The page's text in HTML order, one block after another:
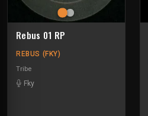
Rebus 01 RP
REBUS (FKY)
Tribe
Fky